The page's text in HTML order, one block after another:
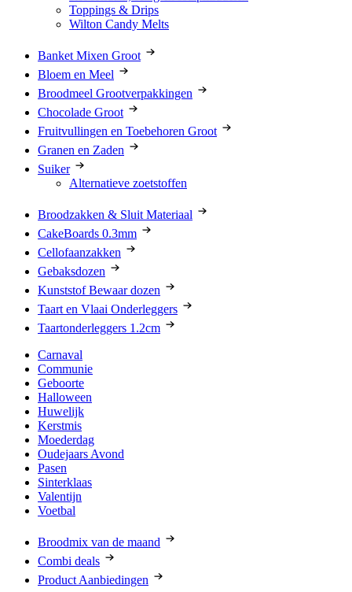
Toppings & Drips
Wilton Candy Melts
Banket Mixen Groot
Bloem en Meel
Broodmeel Grootverpakkingen
Chocolade Groot
Fruitvullingen en Toebehoren Groot
Granen en Zaden
Suiker
Alternatieve zoetstoffen
Broodzakken & Sluit Materiaal
CakeBoards 0.3mm
Cellofaanzakken
Gebaksdozen
Kunststof Bewaar dozen
Taart en Vlaai Onderleggers
Taartonderleggers 1.2cm
Carnaval
Communie
Geboorte
Halloween
Huwelijk
Kerstmis
Moederdag
Oudejaars Avond
Pasen
Sinterklaas
Valentijn
Voetbal
Broodmix van de maand
Combi deals
Product Aanbiedingen